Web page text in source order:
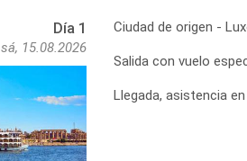
Día 1
sá, 15.08.2026
Ciudad de origen -
Salida con vuelo
Llegada, asistencia